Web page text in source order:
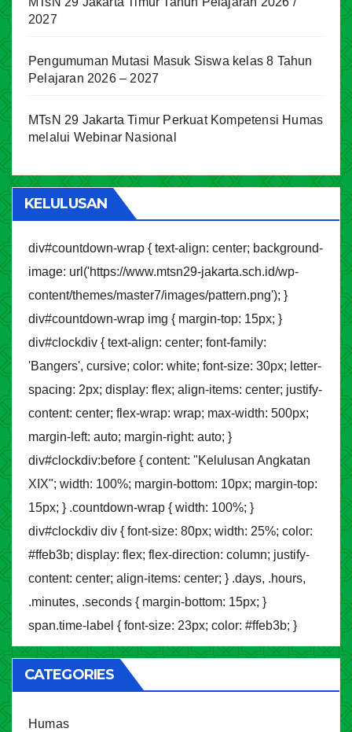
2027
Pengumuman Mutasi Masuk Siswa kelas 8 Tahun
Pelajaran 2026 – 2027
MTsN 29 Jakarta Timur Perkuat Kompetensi Humas
melalui Webinar Nasional
KELULUSAN
div#countdown-wrap { text-align: center; background-
image: url('https://www.mtsn29-jakarta.sch.id/wp-
content/themes/master7/images/pattern.png'); }
div#countdown-wrap img { margin-top: 15px; }
div#clockdiv { text-align: center; font-family:
'Bangers', cursive; color: white; font-size: 30px; letter-
spacing: 2px; display: flex; align-items: center; justify-
content: center; flex-wrap: wrap; max-width: 500px;
margin-left: auto; margin-right: auto; }
div#clockdiv:before { content: "Kelulusan Angkatan
XIX"; width: 100%; margin-bottom: 10px; margin-top:
15px; } .countdown-wrap { width: 100%; }
div#clockdiv div { font-size: 80px; width: 25%; color:
#ffeb3b; display: flex; flex-direction: column; justify-
content: center; align-items: center; } .days, .hours,
.minutes, .seconds { margin-bottom: 15px; }
span.time-label { font-size: 23px; color: #ffeb3b; }
CATEGORIES
Humas